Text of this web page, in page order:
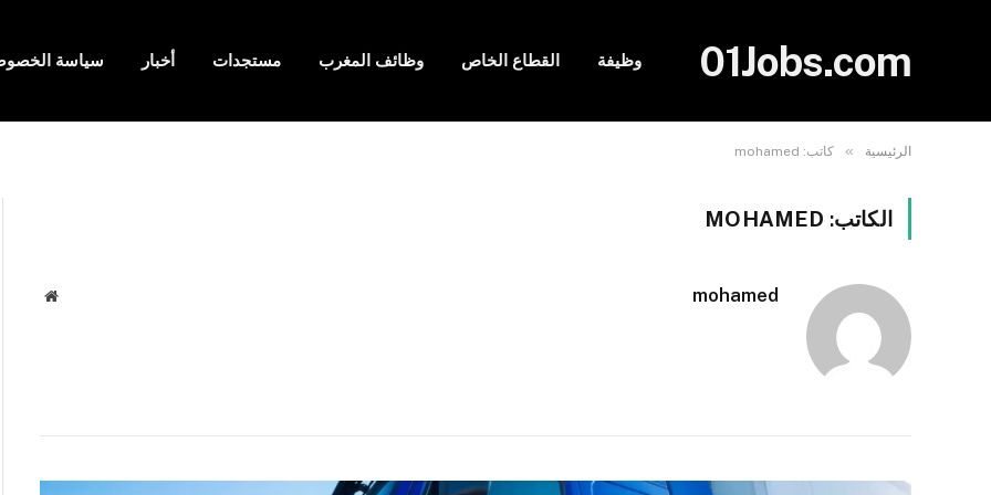
01Jobs.com وظيفة القطاع الخاص وظائف المغرب مستجدات أخبار سياسة
الرئيسية » كاتب: mohamed
الكاتب: MOHAMED
mohamed
موقع